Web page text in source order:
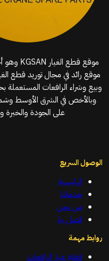
موقع رائد في مجال توريد قطع
وبيع وشراء الرافعات المستعملة
وبالأخص في الشرق الأوسط
على الجودة
الوصول السريع
الرئيسية
خدماتنا
من نحن
اتصل بنا
روابط مهمة
قطع غيار الرافعات